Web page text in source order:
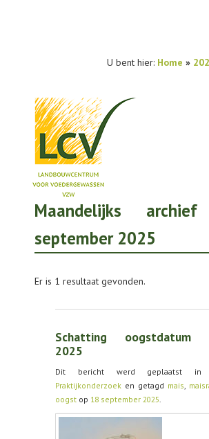
U bent hier: Home »
NIEUWS
PRAKTIJKONDERZOEK
OVER LCV
CONTACT
Maandelijks
september 2025
Er is 1 resultaat gevonden.
Schatting oogstdatum
2025
Dit bericht werd geplaatst in
Praktijkonderzoek en getagd mais,
oogst op 18 september 2025.